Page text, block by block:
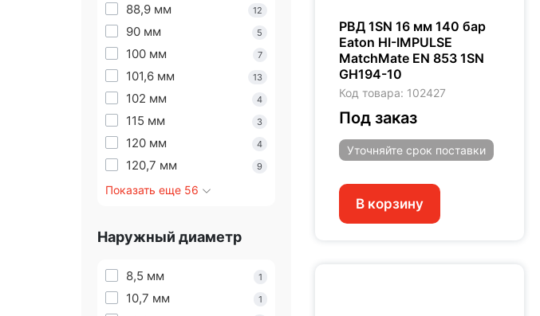
88,9 мм 12
90 мм 5
100 мм 7
101,6 мм 13
102 мм 4
115 мм 3
120 мм 4
120,7 мм 9
Показать еще 56
Наружный диаметр
8,5 мм 1
10,7 мм 1
РВД 1SN 16 мм 140 бар
Eaton HI-IMPULSE
MatchMate EN 853 1SN
GH194-10
Код товара: 102427
Под заказ
Уточняйте срок поставки
В корзину